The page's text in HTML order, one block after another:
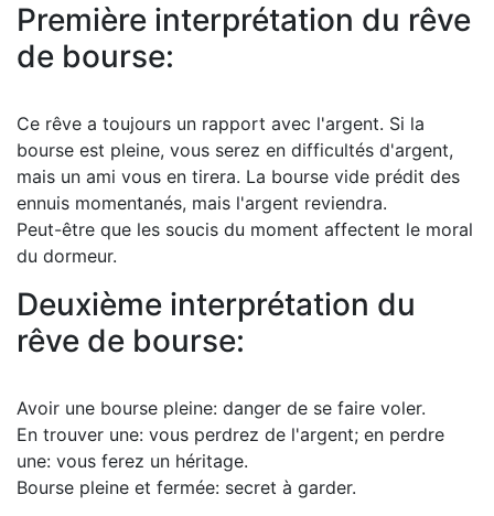
Première interprétation du rêve
de bourse:
Ce rêve a toujours un rapport avec l'argent. Si la
bourse est pleine, vous serez en difficultés d'argent,
mais un ami vous en tirera. La bourse vide prédit des
ennuis momentanés, mais l'argent reviendra.
Peut-être que les soucis du moment affectent le moral
du dormeur.
Deuxième interprétation du
rêve de bourse:
Avoir une bourse pleine: danger de se faire voler.
En trouver une: vous perdrez de l'argent; en perdre
une: vous ferez un héritage.
Bourse pleine et fermée: secret à garder.